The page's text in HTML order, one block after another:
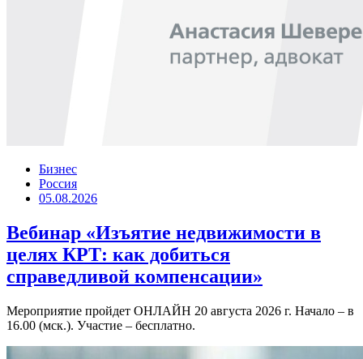
Бизнес
Россия
05.08.2026
Вебинар «Изъятие недвижимости в
целях КРТ: как добиться
справедливой компенсации»
Мероприятие пройдет ОНЛАЙН 20 августа 2026 г. Начало – в
16.00 (мск.). Участие – бесплатно.